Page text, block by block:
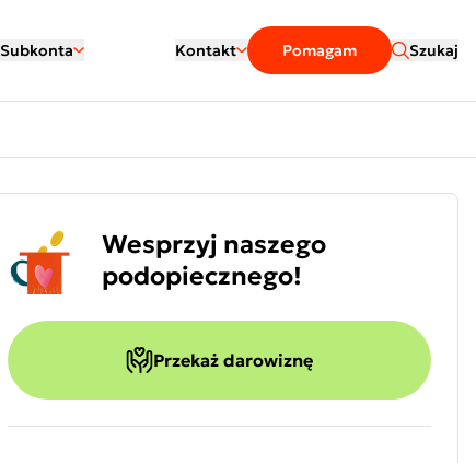
Subkonta Kontakt Pomagam Szukaj
Wesprzyj naszego
podopiecznego!
Przekaż darowiznę